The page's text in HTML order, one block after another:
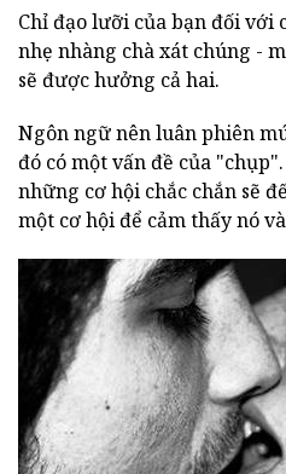
Chỉ đạo lưỡi của bạn đối với
nhẹ nhàng chà xát chúng -
sẽ được hưởng cả hai.
Ngôn ngữ nên luân phiên
đó có một vấn đề của
những cơ hội chắc chắn sẽ
một cơ hội để cảm thấy nó